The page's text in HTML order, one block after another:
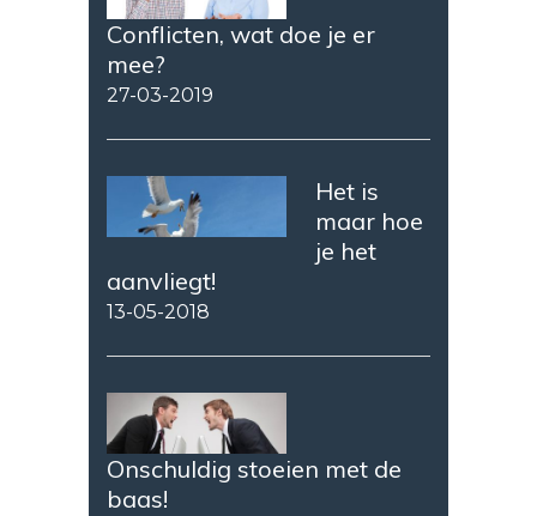
Conflicten, wat doe je er
mee?
27-03-2019
Het is
maar hoe
je het
aanvliegt!
13-05-2018
Onschuldig stoeien met de
baas!